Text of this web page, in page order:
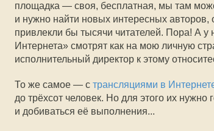
площадка — своя, бесплатная, мы там
и нужно найти новых интересных
привлекли бы тысячи читателей. Пора! А у
Интернета» смотрят как на мою личную
исполнительный директор к этому
То же самое — с трансляциями в
до трёхсот человек. Но для этого их
и добиваться её выполнения...